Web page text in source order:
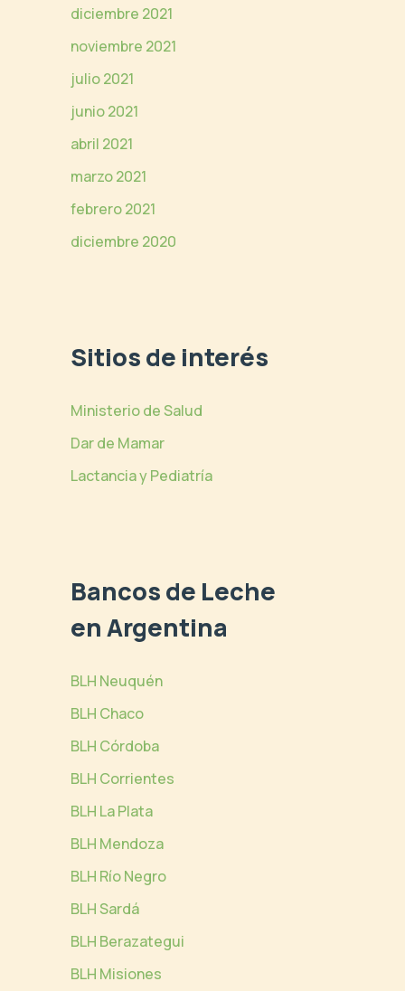
diciembre 2021
noviembre 2021
julio 2021
junio 2021
abril 2021
marzo 2021
febrero 2021
diciembre 2020
Sitios de interés
Ministerio de Salud
Dar de Mamar
Lactancia y Pediatría
Bancos de Leche
en Argentina
BLH Neuquén
BLH Chaco
BLH Córdoba
BLH Corrientes
BLH La Plata
BLH Mendoza
BLH Río Negro
BLH Sardá
BLH Berazategui
BLH Misiones